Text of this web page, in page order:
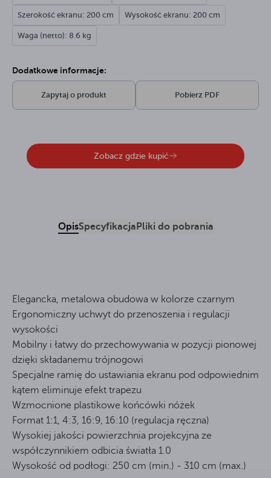
Szerokość ekranu: 200 cm Wysokość ekranu: 200 cm
Waga (netto): 8.6 kg
Dodatkowe informacje:
Zapytaj o produkt Pobierz PDF
Zobacz gdzie kupić
OpisSpecyfikacja Pliki do pobrania
Elegancka, metalowa obudowa w kolorze czarnym
Ergonomiczny uchwyt do przenoszenia i regulacji
wysokości
Mobilny i łatwy do przechowywania w pozycji pionowej
dzięki składanemu trójnogowi
Specjalne ramię do ustawiania ekranu pod odpowiednim
kątem eliminuje efekt trapezu
Wzmocnione plastikowe końcówki nóżek
Format 1:1, 4:3, 16:9, 16:10 (regulacja ręczna)
Wysokiej jakości powierzchnia projekcyjna ze
współczynnikiem odbicia światła 1.0
Wysokość od podłogi: 250 cm (min.) - 310 cm (max.)